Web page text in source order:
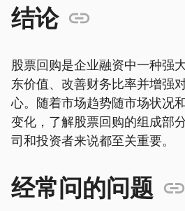
结论
股票回购是企业融资中一种强
东价值、改善财务比率并增强
心。随着市场趋势随市场状况
变化，了解股票回购的组成部
司和投资者来说都至关重要。
经常问的问题